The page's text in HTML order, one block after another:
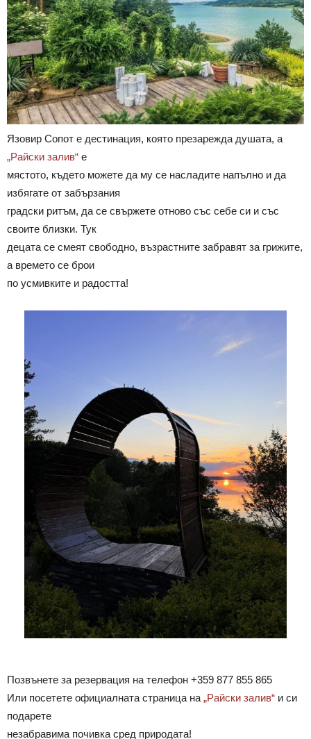
Язовир Сопот е дестинация, която презарежда душата, а
„Райски залив“ е
мястото, където можете да му се насладите напълно и да
избягате от забързания
градски ритъм, да се свържете отново със себе си и със
своите близки. Тук
децата се смеят свободно, възрастните забравят за грижите,
а времето се брои
по усмивките и радостта!
Позвънете за резервация на телефон +359 877 855 865
Или посетете официалната страница на „Райски залив“ и си
подарете
незабравима почивка сред природата!